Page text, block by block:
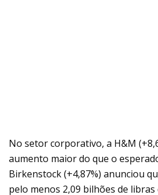
No setor corporativo, a H&M
aumento maior do que o
Birkenstock (+4,87%) anunciou
pelo menos 2,09 bilhões de libras